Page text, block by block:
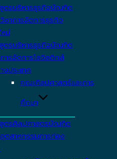
ตรบริหารธุรกิจบัณฑิต
ชาการจัดการธุรกิจ
ม่
ตรบริหารธุรกิจบัณฑิต
ารจัดการโลจิสติกส์
งประเทศ
คณะศิลปศาสตร์และการ
ศึกษา
ตรศิลปศาสตรบัณฑิต
ตสาหกรรมการท่อง